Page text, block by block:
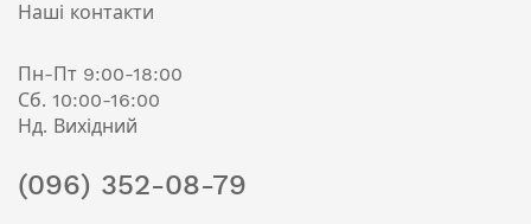
Наші контакти
Пн-Пт 9:00-18:00
Сб. 10:00-16:00
Нд. Вихідний
(096) 352-08-79